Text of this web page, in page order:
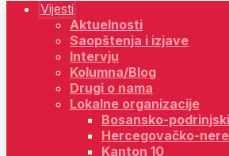
Vijesti
Aktuelnosti
Saopštenja i izjave
Intervju
Kolumna/Blog
Drugi o nama
Lokalne organizacije
Bosansko-
Hercegovačko-
Kanton 10